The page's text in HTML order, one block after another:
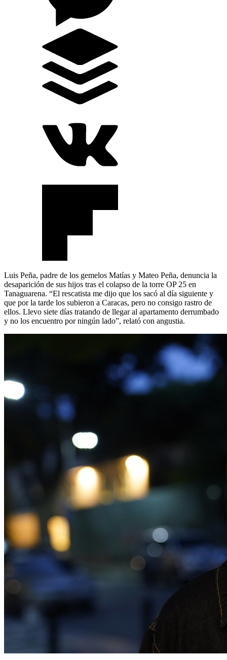
Luis Peña, padre de los gemelos Matías y Mateo Peña, denuncia la
desaparición de sus hijos tras el colapso de la torre OP 25 en
Tanaguarena. “El rescatista me dijo que los sacó al día siguiente y
que por la tarde los subieron a Caracas, pero no consigo rastro de
ellos. Llevo siete días tratando de llegar al apartamento derrumbado
y no los encuentro por ningún lado”, relató con angustia.